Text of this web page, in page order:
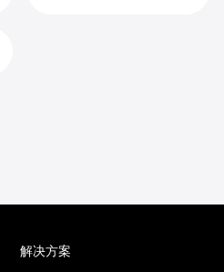
解决方案